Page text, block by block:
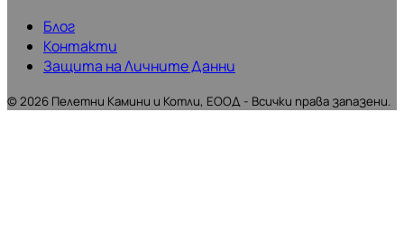
Блог
Контакти
Защита на Личните Данни
©2026 Пелетни Камини и Котли, ЕООД - Всички права запазени.